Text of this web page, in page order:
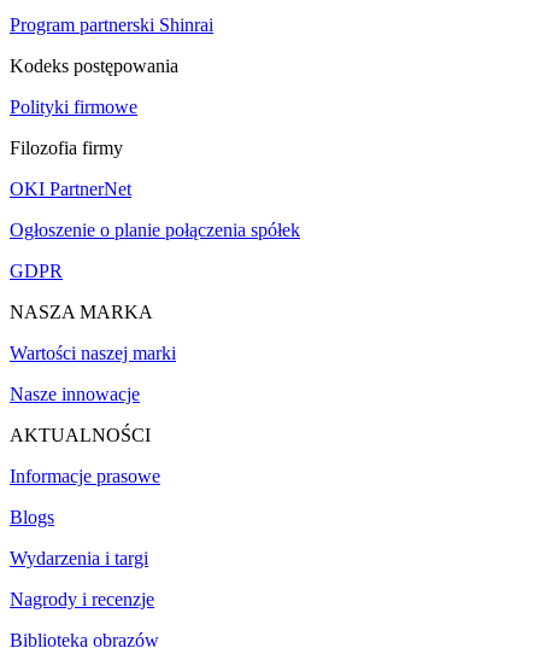
Program partnerski Shinrai
Kodeks postępowania
Polityki firmowe
Filozofia firmy
OKI PartnerNet
Ogłoszenie o planie połączenia spółek
GDPR
NASZA MARKA
Wartości naszej marki
Nasze innowacje
AKTUALNOŚCI
Informacje prasowe
Blogs
Wydarzenia i targi
Nagrody i recenzje
Biblioteka obrazów